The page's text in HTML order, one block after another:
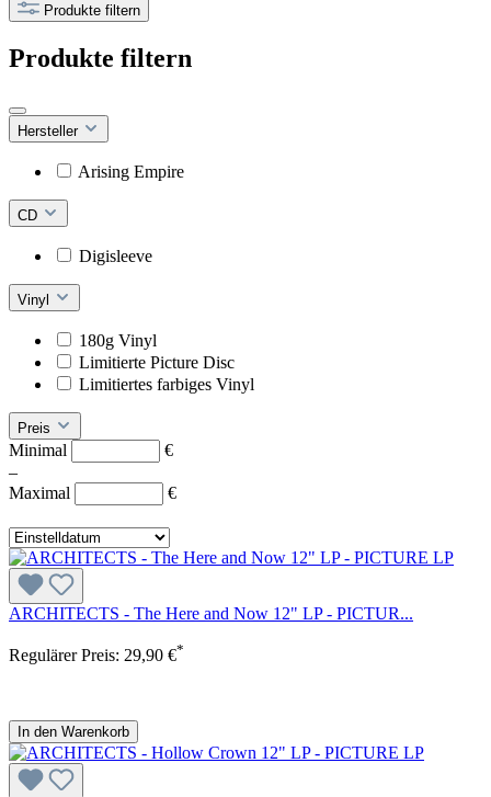
Produkte filtern
Produkte filtern
Hersteller
Arising Empire
CD
Digisleeve
Vinyl
180g Vinyl
Limitierte Picture Disc
Limitiertes farbiges Vinyl
Preis
Minimal
€
–
Maximal
€
ARCHITECTS - The Here and Now 12" LP - PICTUR...
Regulärer Preis: 29,90 €*
In den Warenkorb